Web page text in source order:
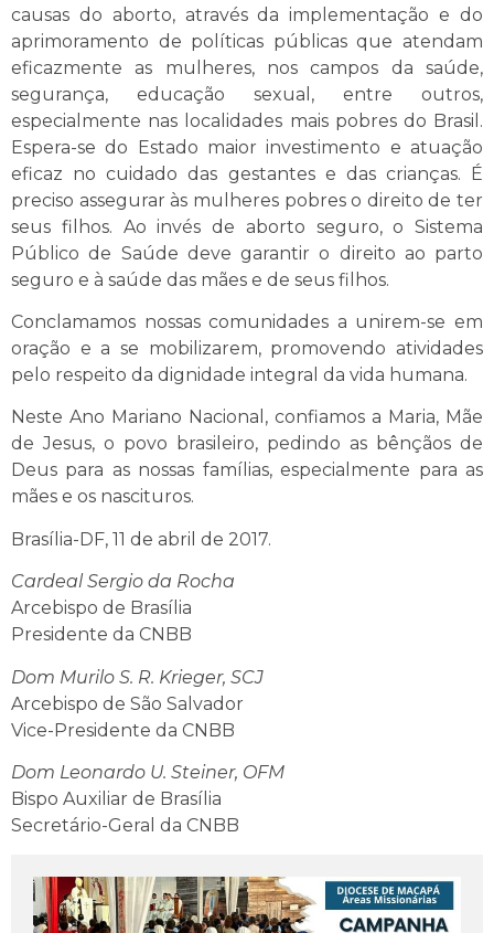
causas do aborto, através da implementação e do
aprimoramento de políticas públicas que atendam
eficazmente as mulheres, nos campos da saúde,
segurança, educação sexual, entre outros,
especialmente nas localidades mais pobres do Brasil.
Espera-se do Estado maior investimento e atuação
eficaz no cuidado das gestantes e das crianças. É
preciso assegurar às mulheres pobres o direito de ter
seus filhos. Ao invés de aborto seguro, o Sistema
Público de Saúde deve garantir o direito ao parto
seguro e à saúde das mães e de seus filhos.
Conclamamos nossas comunidades a unirem-se em
oração e a se mobilizarem, promovendo atividades
pelo respeito da dignidade integral da vida humana.
Neste Ano Mariano Nacional, confiamos a Maria, Mãe
de Jesus, o povo brasileiro, pedindo as bênçãos de
Deus para as nossas famílias, especialmente para as
mães e os nascituros.
Brasília-DF, 11 de abril de 2017.
Cardeal Sergio da Rocha
Arcebispo de Brasília
Presidente da CNBB
Dom Murilo S. R. Krieger, SCJ
Arcebispo de São Salvador
Vice-Presidente da CNBB
Dom Leonardo U. Steiner, OFM
Bispo Auxiliar de Brasília
Secretário-Geral da CNBB